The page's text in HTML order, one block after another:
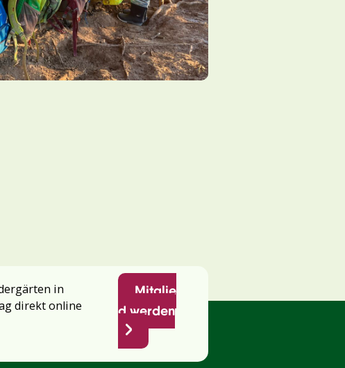
in
direkt online
Mitglie
d werden